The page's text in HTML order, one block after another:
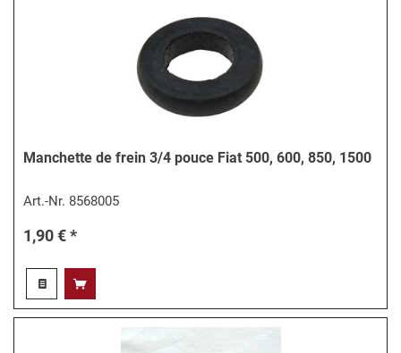
Manchette de frein 3/4 pouce Fiat 500, 600, 850, 1500
Art.-Nr. 8568005
1,90 € *